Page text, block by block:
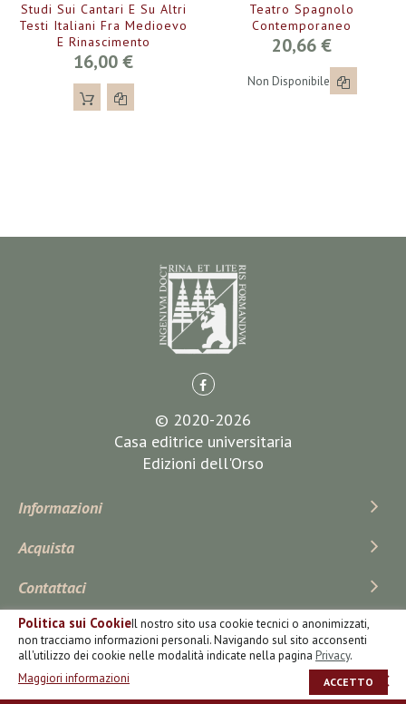
Politica sui CookieIl nostro sito usa cookie tecnici o anonimizzati,
non tracciamo informazioni personali. Navigando sul sito acconsenti
all'utilizzo dei cookie nelle modalità indicate nella pagina Privacy.
Maggiori informazioni
ACCETTO
Studi Sui Cantari E Su Altri
Testi Italiani Fra Medioevo
E Rinascimento
16,00 €
Teatro Spagnolo
Contemporaneo
20,66 €
Non Disponibile
© 2020-2026
Casa editrice universitaria
Edizioni dell'Orso
Informazioni
Acquista
Contattaci
Iscriviti Alla Newsletter